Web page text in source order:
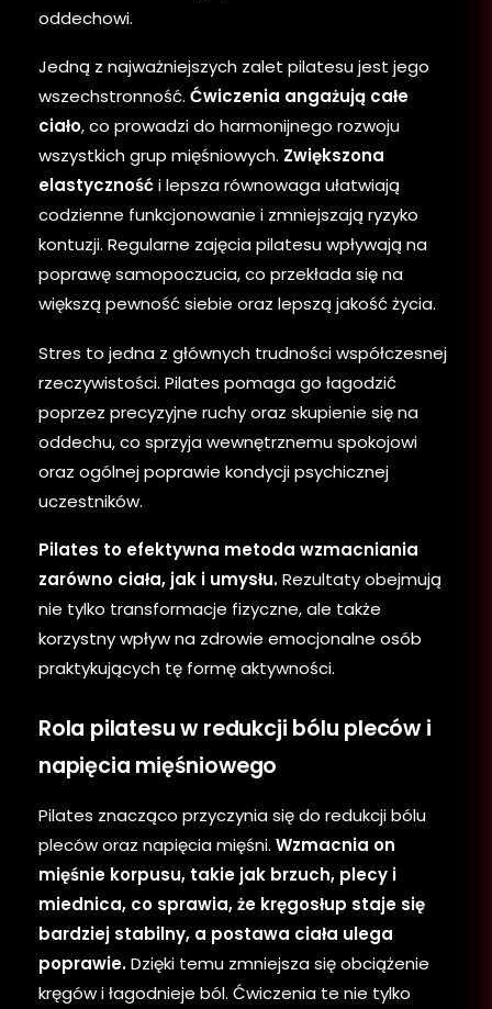
oddechowi.
Jedną z najważniejszych zalet pilatesu jest jego
wszechstronność. Ćwiczenia angażują całe
ciało, co prowadzi do harmonijnego rozwoju
wszystkich grup mięśniowych. Zwiększona
elastycznośći lepsza równowaga ułatwiają
codzienne funkcjonowanie i zmniejszają ryzyko
kontuzji. Regularne zajęcia pilatesu wpływają na
poprawę samopoczucia, co przekłada się na
większą pewność siebie oraz lepszą jakość życia.
Stres to jedna z głównych trudności współczesnej
rzeczywistości. Pilates pomaga go łagodzić
poprzez precyzyjne ruchy oraz skupienie się na
oddechu, co sprzyja wewnętrznemu spokojowi
oraz ogólnej poprawie kondycji psychicznej
uczestników.
Pilates to efektywna metoda wzmacniania
zarówno ciała, jak i umysłu.Rezultaty obejmują
nie tylko transformacje fizyczne, ale także
korzystny wpływ na zdrowie emocjonalne osób
praktykujących tę formę aktywności.
Rola pilatesu w redukcji bólu pleców i
napięcia mięśniowego
Pilates znacząco przyczynia się do redukcji bólu
pleców oraz napięcia mięśni. Wzmacnia on
mięśnie korpusu, takie jak brzuch, plecy i
miednica, co sprawia, że kręgosłup staje się
bardziej stabilny, a postawa ciała ulega
poprawie.Dzięki temu zmniejsza się obciążenie
kręgów i łagodnieje ból. Ćwiczenia te nie tylko